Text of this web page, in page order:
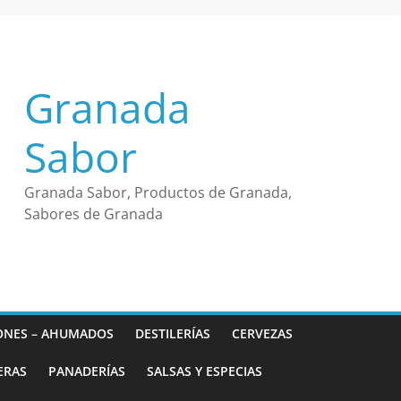
Granada
Sabor
Granada Sabor, Productos de Granada,
Sabores de Granada
– AHUMADOS DESTILERÍAS CERVEZAS
PANADERÍAS SALSAS Y ESPECIAS